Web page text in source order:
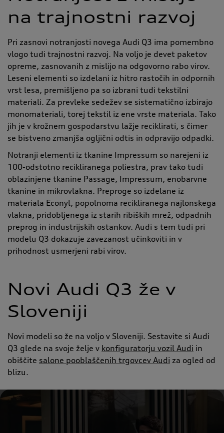
na trajnostni razvoj
Pri zasnovi notranjosti novega Audi Q3 ima pomembno
vlogo tudi trajnostni razvoj. Na voljo je devet paketov
opreme, zasnovanih z mislijo na odgovorno rabo virov.
Leseni elementi so izdelani iz hitro rastočih in odpornih
vrst lesa, premišljeno pa so izbrani tudi tekstilni
materiali. Za prevleke sedežev se sistematično izbirajo
monomateriali, torej tekstil iz ene vrste materiala. Tako
jih je v krožnem gospodarstvu lažje reciklirati, s čimer
se bistveno zmanjša ogljični odtis in odpravijo odpadki.
Notranji elementi iz tkanine Impressum so narejeni iz
100-odstotno recikliranega poliestra, prav tako tudi
oblazinjene tkanine Passage, Impressum, enobarvne
tkanine in mikrovlakna. Preproge so izdelane iz
materiala Econyl, popolnoma recikliranega najlonskega
vlakna, pridobljenega iz starih ribiških mrež, odpadnih
preprog in industrijskih ostankov. Audi s tem tudi pri
modelu Q3 dokazuje zavezanost učinkoviti in v
prihodnost usmerjeni rabi virov.
Novi Audi Q3 že v
Sloveniji
Novi modeli so že na voljo v Sloveniji. Sestavite si Audi
Q3 glede na svoje želje v konfiguratorju vozil Audi in
obiščite salone pooblaščenih trgovcev Audi za ogled od
blizu.